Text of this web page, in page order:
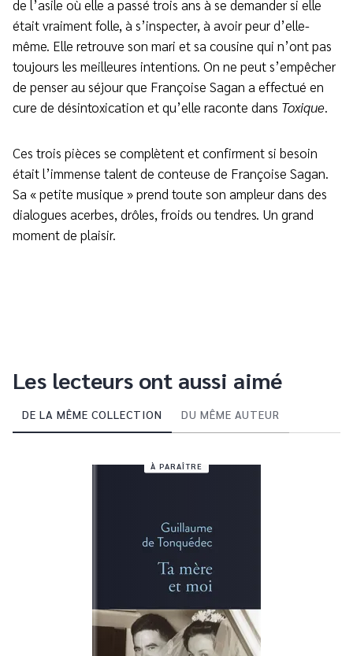
de l’asile où elle a passé trois ans à se demander si elle
était vraiment folle, à s’inspecter, à avoir peur d’elle-
même. Elle retrouve son mari et sa cousine qui n’ont pas
toujours les meilleures intentions. On ne peut s’empêcher
de penser au séjour que Françoise Sagan a effectué en
cure de désintoxication et qu’elle raconte dans Toxique.
Ces trois pièces se complètent et confirment si besoin
était l’immense talent de conteuse de Françoise Sagan.
Sa « petite musique » prend toute son ampleur dans des
dialogues acerbes, drôles, froids ou tendres. Un grand
moment de plaisir.
Les lecteurs ont aussi aimé
DE LA MÊME COLLECTION DU MÊME AUTEUR
À PARAÎTRE